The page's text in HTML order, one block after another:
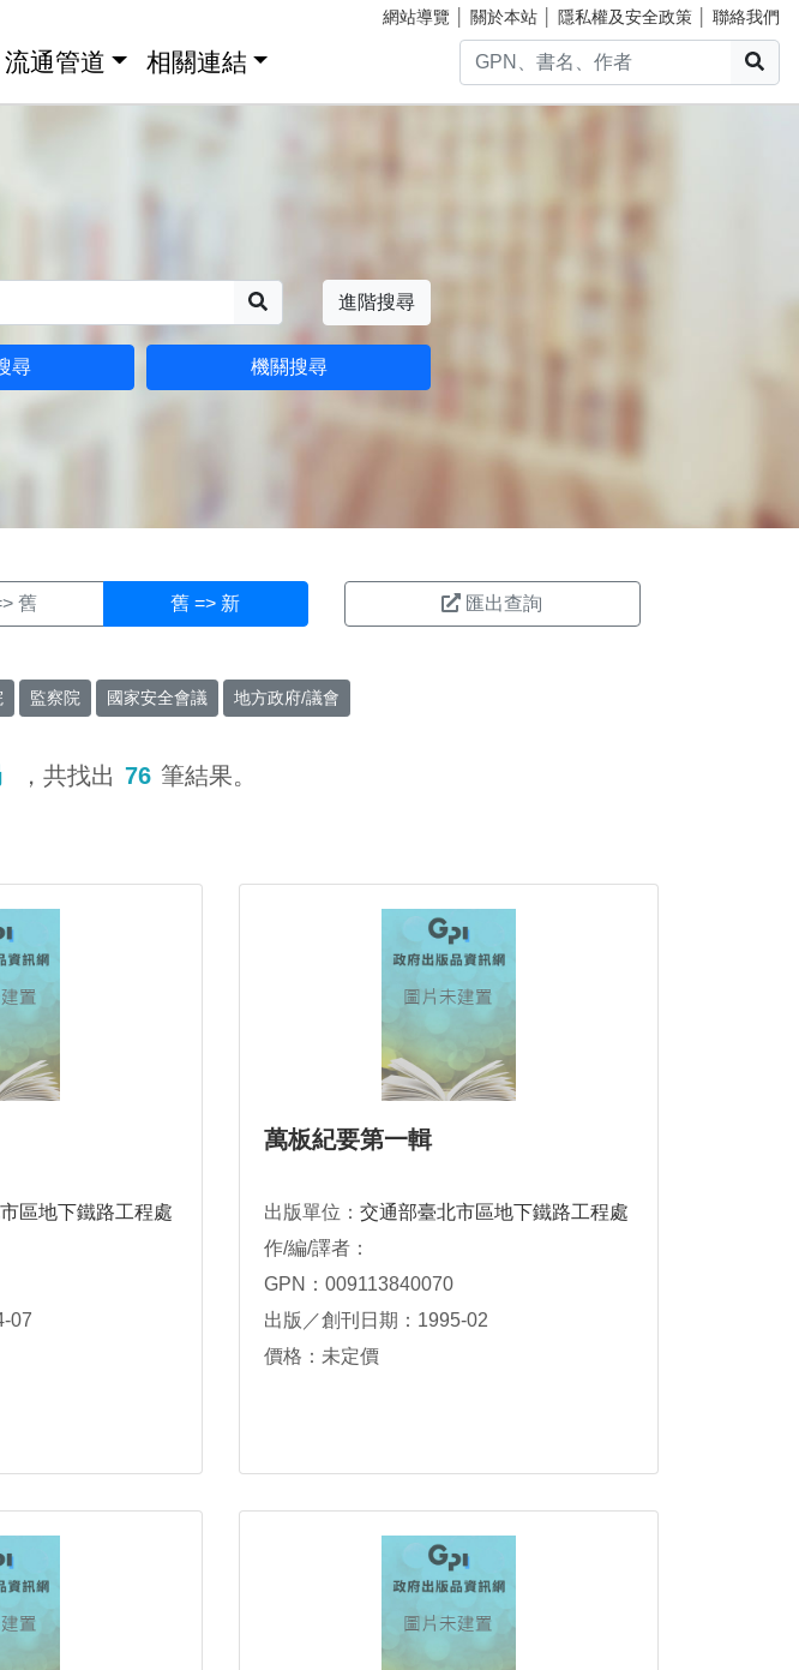
網站導覽 關於本站 隱私權及安全政策 聯絡我們
流通管道 相關連結
進階搜尋
尋 機關搜尋
舊 舊 => 新 匯出查詢
監察院 國家安全會議 地方政府/議會
，共找出 76 筆結果。
區地下鐵路工程處
07
萬板紀要第一輯
出版單位： 交通部臺北市區地下鐵路工程處
作/編/譯者：
GPN：009113840070
出版／創刊日期：1995-02
價格：未定價